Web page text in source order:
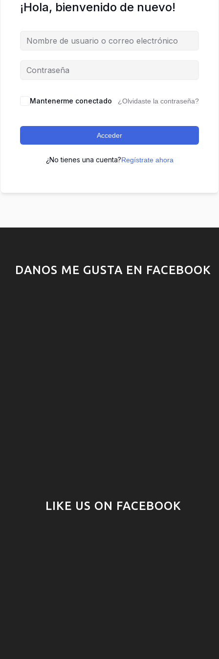
¡Hola, bienvenido de nuevo!
Mantenerme conectado ¿Olvidaste la contraseña?
Acceder
¿No tienes una cuenta?Regístrate ahora
DANOS ME GUSTA EN FACEBOOK
LIKE US ON FACEBOOK